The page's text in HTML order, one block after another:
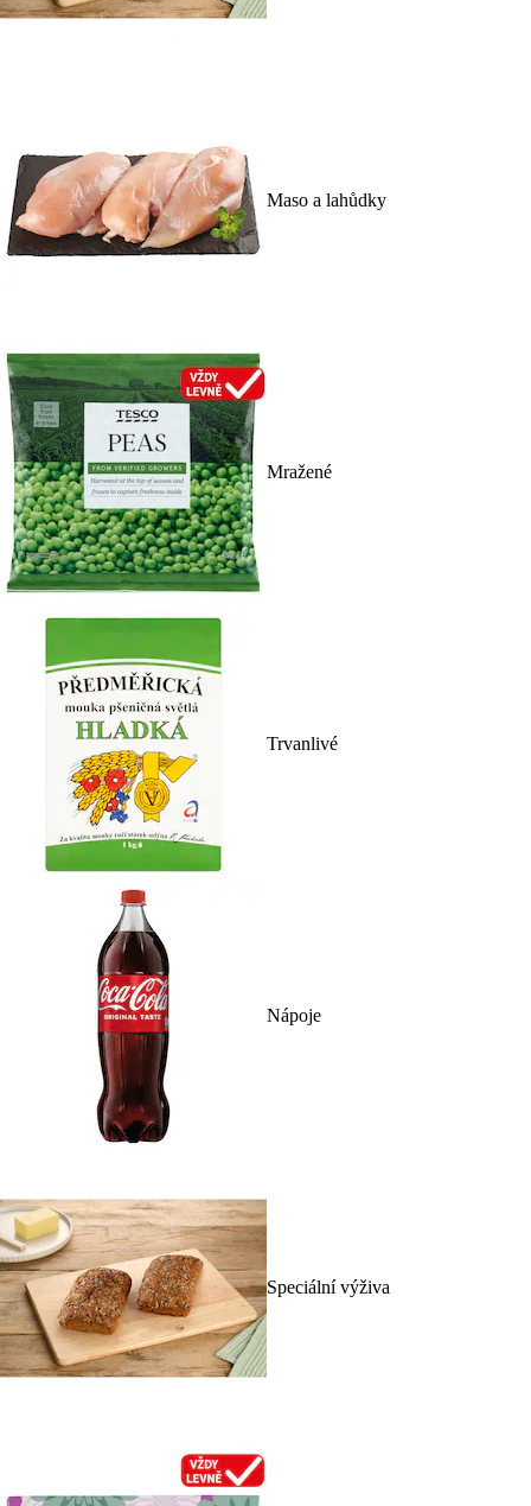
Maso a lahůdky
Mražené
Trvanlivé
Nápoje
Speciální výživa